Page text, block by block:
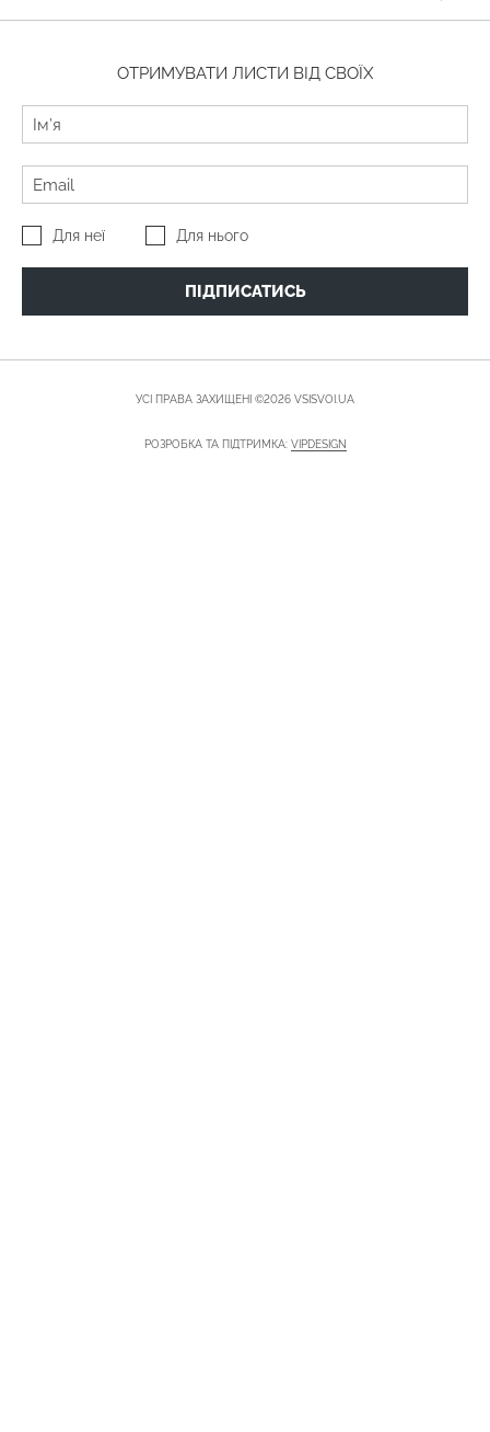
ОТРИМУВАТИ ЛИСТИ ВІД СВОЇХ
Для неї Для нього
ПІДПИСАТИСЬ
УСІ ПРАВА ЗАХИЩЕНІ ©2026 VSISVOI.UA
РОЗРОБКА ТА ПІДТРИМКА: VIPDESIGN